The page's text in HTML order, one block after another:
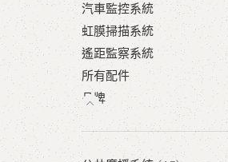
汽車監控系統
虹膜掃描系統
遙距監察系統
所有配件
品牌